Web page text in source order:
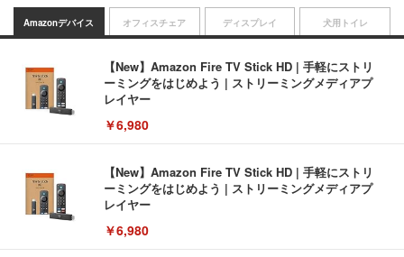
Amazonデバイス
【New】Amazon Fire TV Stick HD | 手軽にストリ
ーミングをはじめよう | ストリーミングメディアプ
レイヤー
￥6,980
【New】Amazon Fire TV Stick HD | 手軽にストリ
ーミングをはじめよう | ストリーミングメディアプ
レイヤー
￥6,980
オフィスチェア ディスプレイ 犬用トイレ